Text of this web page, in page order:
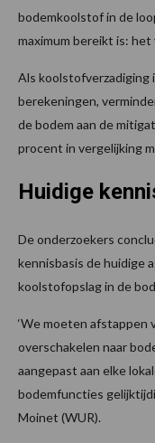
bodemkoolstof in de
maximum bereikt is: het
Als koolstofverzadiging
berekeningen,
de bodem aan de
procent in vergelijking
Huidige
De onderzoekers
kennisbasis de huidige
koolstofopslag in de
‘We moeten afstappen
overschakelen naar
aangepast aan elke
bodemfuncties
Moinet (WUR).